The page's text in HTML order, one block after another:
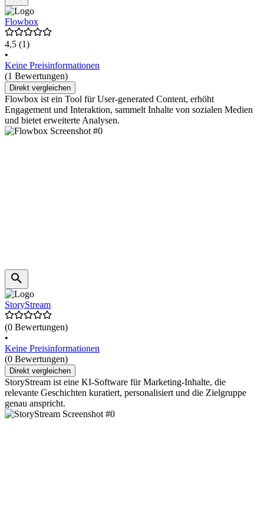
Flowbox
4,5 (1)
•
Keine Preisinformationen
(1 Bewertungen)
Direkt vergleichen
Flowbox ist ein Tool für User-generated Content, erhöht
Engagement und Interaktion, sammelt Inhalte von sozialen Medien
und bietet erweiterte Analysen.
StoryStream
(0 Bewertungen)
•
Keine Preisinformationen
(0 Bewertungen)
Direkt vergleichen
StoryStream ist eine KI-Software für Marketing-Inhalte, die
relevante Geschichten kuratiert, personalisiert und die Zielgruppe
genau anspricht.